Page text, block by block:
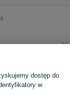
dostęp do
w